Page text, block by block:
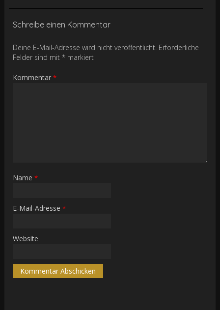
Schreibe einen Kommentar
Deine E-Mail-Adresse wird nicht veröffentlicht. Erforderliche
Felder sind mit* markiert
Kommentar*
Name*
E-Mail-Adresse*
Website